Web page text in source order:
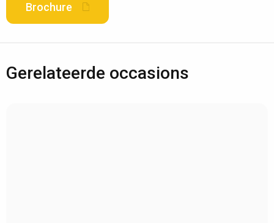
Brochure
Gerelateerde occasions